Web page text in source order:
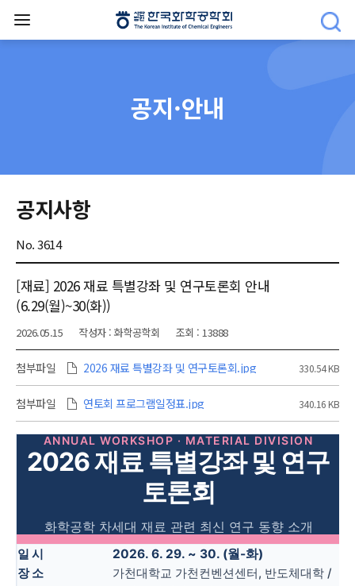
공지·안내
공지사항
No. 3614
[재료] 2026 재료 특별강좌 및 연구토론회 안내
(6.29(월)~30(화))
2026.05.15 작성자 : 화학공학회 조회 : 13888
첨부파일 2026 재료 특별강좌 및 연구토론회.jpg 330.54 KB
첨부파일 연토회 프로그램일정표.jpg 340.16 KB